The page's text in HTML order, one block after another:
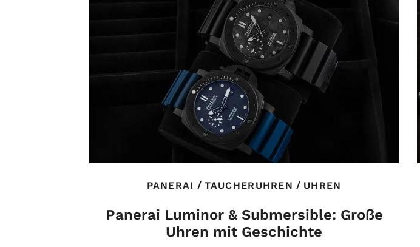
PANERAI / TAUCHERUHREN / UHREN
Panerai Luminor & Submersible: Große
Uhren mit Geschichte